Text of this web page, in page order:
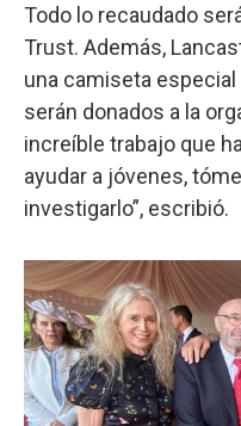
Todo lo recaudado
Trust. Además,
una camiseta
serán donados a la
increíble trabajo que
ayudar a jóvenes,
investigarlo”, escribió.